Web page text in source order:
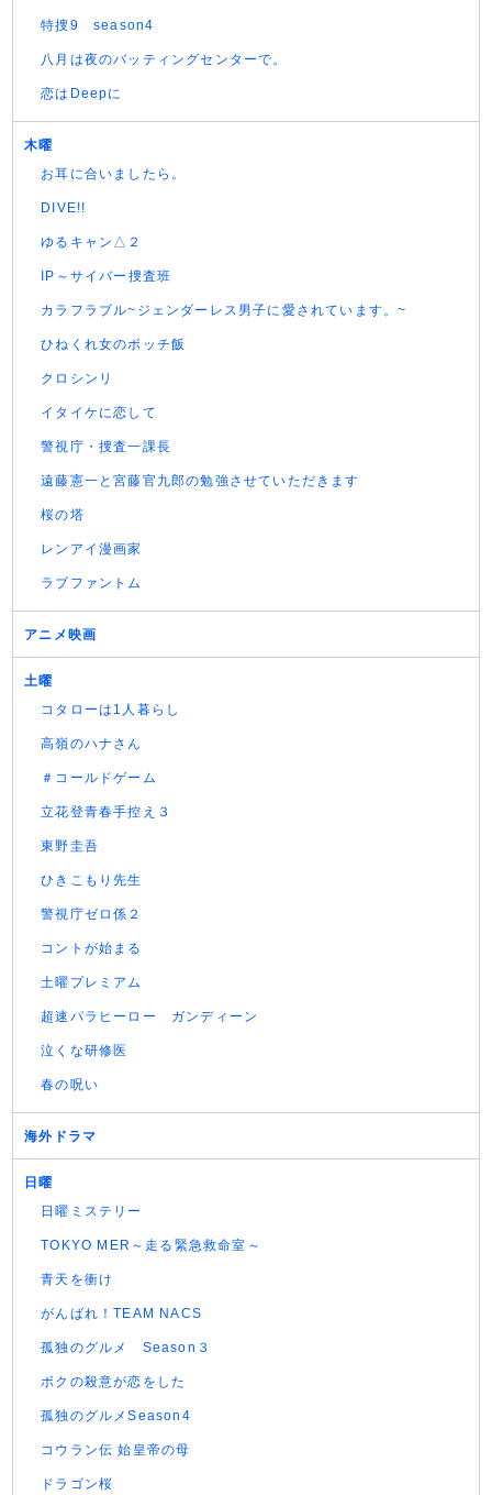
特捜9 season4
八月は夜のバッティングセンターで。
恋はDeepに
木曜
お耳に合いましたら。
DIVE!!
ゆるキャン△２
IP～サイバー捜査班
カラフラブル~ジェンダーレス男子に愛されています。~
ひねくれ女のボッチ飯
クロシンリ
イタイケに恋して
警視庁・捜査一課長
遠藤憲一と宮藤官九郎の勉強させていただきます
桜の塔
レンアイ漫画家
ラブファントム
アニメ映画
土曜
コタローは1人暮らし
高嶺のハナさん
＃コールドゲーム
立花登青春手控え３
東野圭吾
ひきこもり先生
警視庁ゼロ係２
コントが始まる
土曜プレミアム
超速パラヒーロー ガンディーン
泣くな研修医
春の呪い
海外ドラマ
日曜
日曜ミステリー
TOKYO MER～走る緊急救命室～
青天を衝け
がんばれ！TEAM NACS
孤独のグルメ Season３
ボクの殺意が恋をした
孤独のグルメSeason4
コウラン伝 始皇帝の母
ドラゴン桜